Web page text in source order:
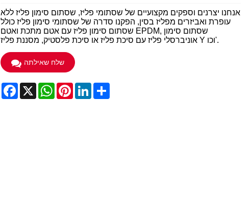
Türkçe
אנחנו יצרנים וספקים מקצועיים של שסתומי פליז, שסתום סימון פליז ללא
עופרת ואביזרים מפליז בסין, הפקנו סדרה של שסתומי סימון פליז כולל
שסתום סימון פליז עם אטם מתכת ואטם EPDM, שסתום סימון
אוניברסלי פליז עם סיכת פליז או סיכת פלסטיק, מסננת פליז Y וכו'.
שלח שאילתה
Facebook
X WhatsApp
PinterestLinkedInShare